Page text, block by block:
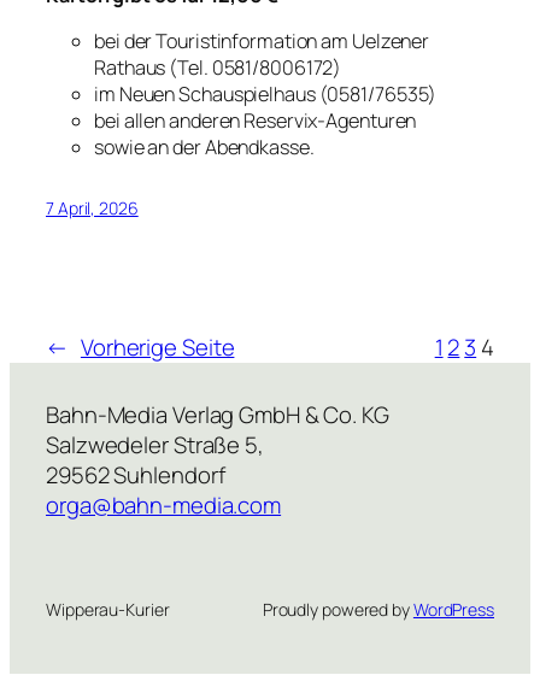
bei der Touristinformation am Uelzener
Rathaus (Tel. 0581/8006172)
im Neuen Schauspielhaus (0581/76535)
bei allen anderen Reservix-Agenturen
sowie an der Abendkasse.
7 April, 2026
← Vorherige Seite 1 23 4
Bahn-Media Verlag GmbH & Co. KG
Salzwedeler Straße 5,
29562 Suhlendorf
orga@bahn-media.com
Wipperau-Kurier Proudly powered byWordPress